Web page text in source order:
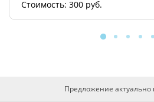
Стоимость: 300 руб.
Предложение актуально